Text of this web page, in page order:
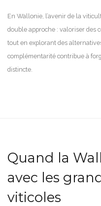
En Wallonie, l’avenir de la
double approche : valoriser des
tout en explorant des
complémentarité contribue à
distincte.
Quand la
avec les
viticoles